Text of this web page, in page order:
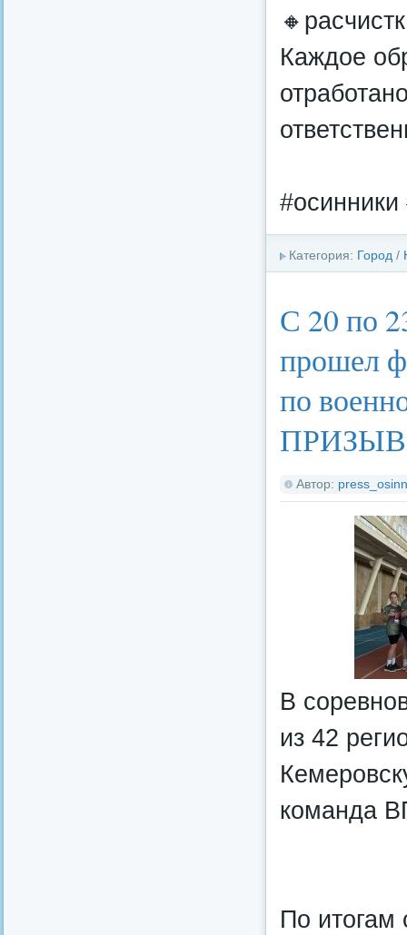
Каждое
#осинники
Категория: Город /
С 20 по
прошел
по
Автор:
В
из 42
команда
По итогам